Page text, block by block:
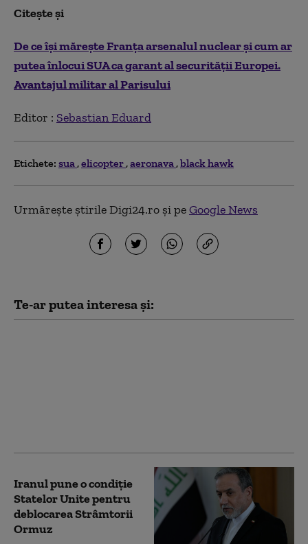
Citește și
De ce își mărește Franța arsenalul nuclear și cum ar
putea înlocui SUA ca garant al securității Europei.
Avantajul militar al Parisului
Editor : Sebastian Eduard
Etichete: sua elicopter aeronava black hawk
Urmărește știrile Digi24.ro și peGoogle News
Te-ar putea interesa și:
Iranul pune o condiție
Statelor Unite pentru
deblocarea Strâmtorii
Ormuz